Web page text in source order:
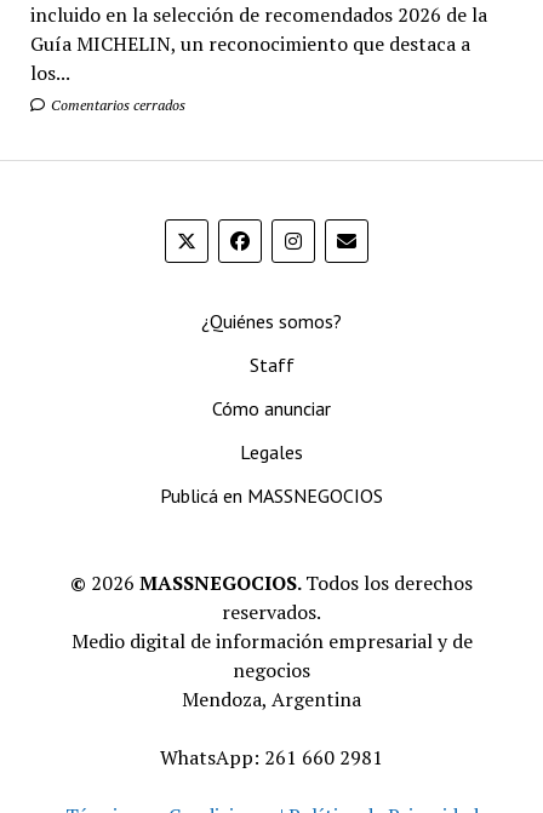
incluido en la selección de recomendados 2026 de la
Guía MICHELIN, un reconocimiento que destaca a
los...
Comentarios cerrados
¿Quiénes somos?
Staff
Cómo anunciar
Legales
Publicá en MASSNEGOCIOS
© 2026 MASSNEGOCIOS.Todos los derechos
reservados.
Medio digital de información empresarial y de
negocios
Mendoza, Argentina
WhatsApp: 261 660 2981